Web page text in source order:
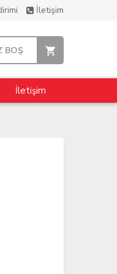
İletişim
BOŞ
İletişim